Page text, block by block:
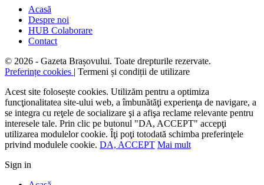
Acasă
Despre noi
HUB Colaborare
Contact
© 2026 - Gazeta Brașovului. Toate drepturile rezervate.
Preferințe cookies | Termeni și condiții de utilizare
Acest site folosește cookies. Utilizăm pentru a optimiza
funcţionalitatea site-ului web, a îmbunătăţi experienţa de navigare, a
se integra cu reţele de socializare şi a afişa reclame relevante pentru
interesele tale. Prin clic pe butonul "DA, ACCEPT" accepţi
utilizarea modulelor cookie. Îţi poţi totodată schimba preferinţele
privind modulele cookie. DA, ACCEPT Mai mult
Sign in